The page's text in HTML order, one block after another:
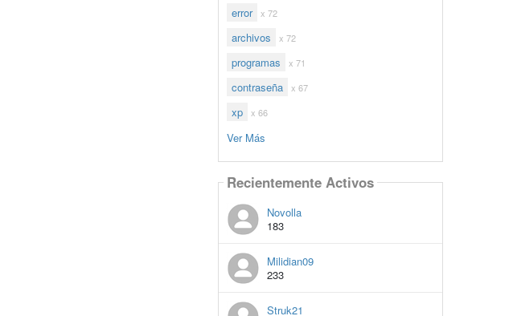
error x 72
archivos x 72
programas x 71
contraseña x 67
xp x 66
Ver Más
Recientemente Activos
Novolla
183
Milidian09
233
Struk21